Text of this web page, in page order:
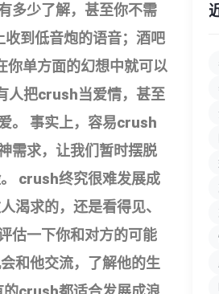
多少了解，甚至你不需
到低音炮的语音；酒吧
你单方面的幻想中就可以
人把crush当爱情，甚至
。 事实上，容易crush
需求，让我们暂时摆脱
crush终究很难发展成
渴求的，还是看得见、
估一下你和对方的可能
和他交流，了解他的生